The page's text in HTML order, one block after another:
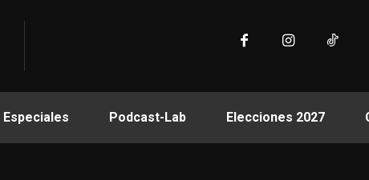
Especiales Podcast-Lab Elecciones 2027